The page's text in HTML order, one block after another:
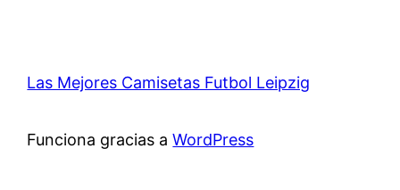
Las Mejores Camisetas Futbol Leipzig
Funciona gracias aWordPress